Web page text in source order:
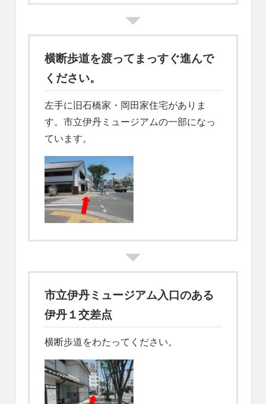
横断歩道を渡ってまっすぐ進んで
ください。
左手に旧石橋家・岡田家住宅がありま
す。市立伊丹ミュージアムの一部になっ
ています。
市立伊丹ミュージアム入口のある
伊丹１交差点
横断歩道をわたってください。